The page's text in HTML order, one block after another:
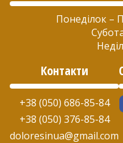
товару
Понеділок –
Контакти
+38 (050) 686-85-84
+38 (050) 376-85-84
doloresinua@gmail.com